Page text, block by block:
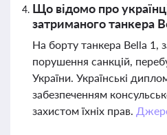
Що відомо про
затриманого танкера
На борту танкера Bella 1,
порушення санкцій,
України. Українські
забезпеченням
захистом їхніх прав.